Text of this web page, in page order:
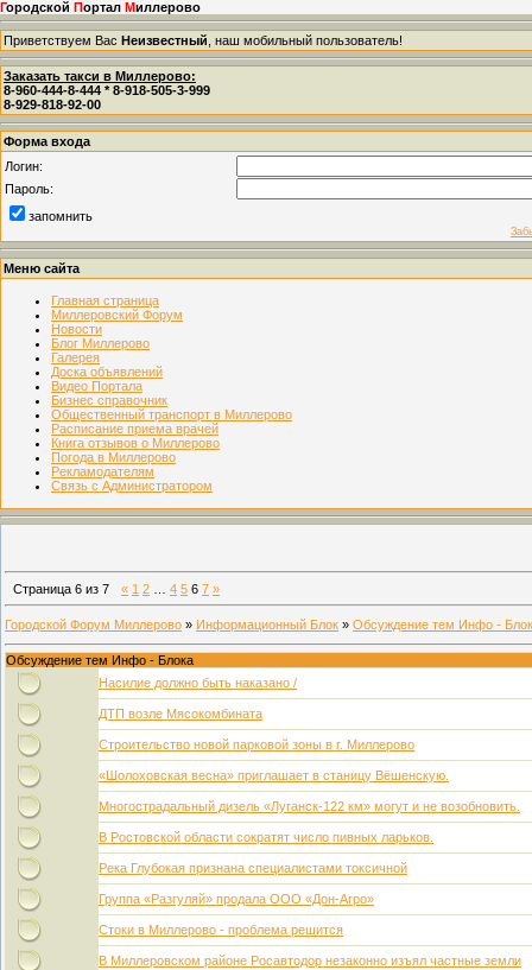
Городской Портал Миллерово
Приветствуем Вас Неизвестный , наш мобильный пользователь!
Заказать такси в Миллерово:
8-960-444-8-444 * 8-918-505-3-999
8-929-818-92-00
Форма входа
Логин:
Пароль:
запомнить
Меню сайта
Главная страница
Миллеровский Форум
Новости
Блог Миллерово
Галерея
Доска объявлений
Видео Портала
Бизнес справочник
Общественный транспорт в Миллерово
Расписание приема врачей
Книга отзывов о Миллерово
Погода в Миллерово
Рекламодателям
Связь с Администратором
Страница 6 из 7 « 1 2 4 5 6 7 »
Городской Форум Миллерово » Информационный Блок » Обсуждение тем Инфо -
Обсуждение тем Инфо - Блока
Насилие должно быть наказано /
ДТП возле Мясокомбината
Строительство новой парковой зоны в г. Миллерово
«Шолоховская весна» приглашает в станицу Вёшенскую.
Многострадальный дизель «Луганск-122 км» могут и не возобновить.
В Ростовской области сократят число пивных ларьков.
Река Глубокая признана специалистами токсичной
Группа «Разгуляй» продала ООО «Дон-Агро»
Стоки в Миллерово - проблема решится
В Миллеровском районе Росавтодор незаконно изъял частные земли